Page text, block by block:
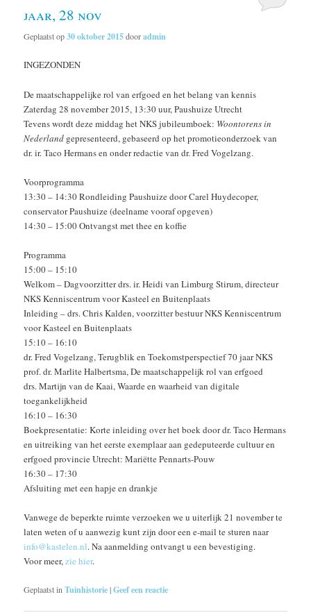
jaar, 28 nov
Geplaatst op30 oktober 2015dooradmin
INGEZONDEN
De maatschappelijke rol van erfgoed en het belang van kennis
Zaterdag 28 november 2015, 13:30 uur, Paushuize Utrecht
Tevens wordt deze middag het NKS jubileumboek: Woontorens in
Nederland gepresenteerd, gebaseerd op het promotieonderzoek van
dr. ir. Taco Hermans en onder redactie van dr. Fred Vogelzang.
Voorprogramma
13:30 – 14:30 Rondleiding Paushuize door Carel Huydecoper,
conservator Paushuize (deelname vooraf opgeven)
14:30 – 15:00 Ontvangst met thee en koffie
Programma
15:00 – 15:10
Welkom – Dagvoorzitter drs. ir. Heidi van Limburg Stirum, directeur
NKS Kenniscentrum voor Kasteel en Buitenplaats
Inleiding – drs. Chris Kalden, voorzitter bestuur NKS Kenniscentrum
voor Kasteel en Buitenplaats
15:10 – 16:10
dr. Fred Vogelzang, Terugblik en Toekomstperspectief 70 jaar NKS
prof. dr. Marlite Halbertsma, De maatschappelijk rol van erfgoed
drs. Martijn van de Kaai, Waarde en waarheid van digitale
toegankelijkheid
16:10 – 16:30
Boekpresentatie: Korte inleiding over het boek door dr. Taco Hermans
en uitreiking van het eerste exemplaar aan gedeputeerde cultuur en
erfgoed provincie Utrecht: Mariëtte Pennarts-Pouw
16:30 – 17:30
Afsluiting met een hapje en drankje
Vanwege de beperkte ruimte verzoeken we u uiterlijk 21 november te
laten weten of u aanwezig kunt zijn door een e-mail te sturen naar
info@kastelen.nl. Na aanmelding ontvangt u een bevestiging.
Voor meer,zie hier.
Geplaatst in Tuinhistorie|Geef een reactie